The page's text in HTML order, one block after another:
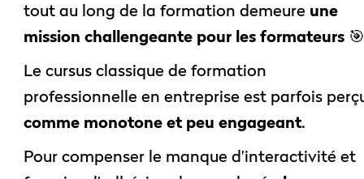
tout au long de la formation demeure une
mission challengeante pour les formateurs
Le cursus classique de formation
professionnelle en entreprise est parfois
comme monotone et peu engageant.
Pour compenser le manque d’interactivité et